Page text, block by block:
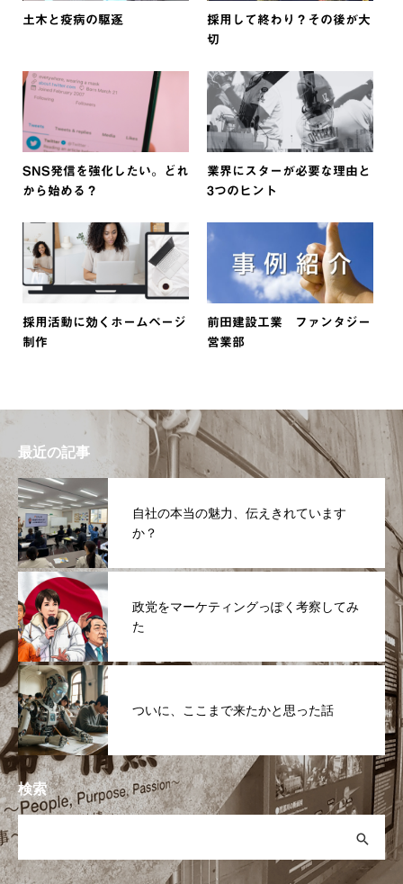
土木と疫病の駆逐
採用して終わり？その後が大
切
SNS発信を強化したい。どれ
から始める？
業界にスターが必要な理由と
3つのヒント
採用活動に効くホームページ
制作
前田建設工業 ファンタジー
営業部
最近の記事
自社の本当の魅力、伝えきれています
か？
政党をマーケティングっぽく考察してみ
た
ついに、ここまで来たかと思った話
検索